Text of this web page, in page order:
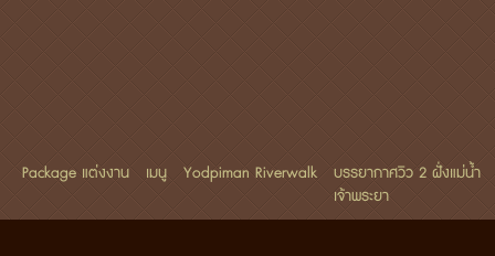
Package แต่งงาน เมนู Yodpiman Riverwalk
บรรยากาศวิว 2 ฝั่งแม่น้ำ
เจ้าพระยา